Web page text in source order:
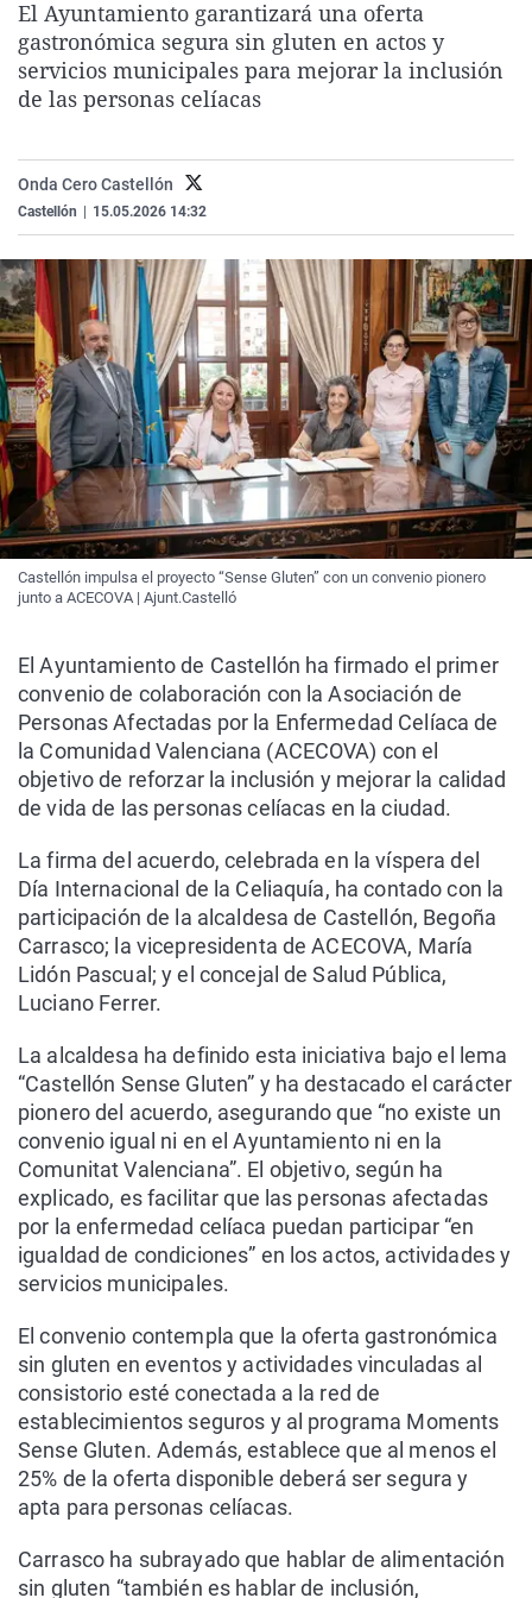
La rosa de los vientos
Gente viajera
Caso
Retornados
Extremadura
Galicia
Virales
Televisión
El Ayuntamiento garantizará una oferta
gastronómica segura sin gluten en actos y
servicios municipales para mejorar la inclusión
de las personas celíacas
Onda Cero Castellón
Castellón 15.05.2026 14:32
Castellón impulsa el proyecto “Sense Gluten” con un convenio pionero
junto a ACECOVA | Ajunt.Castelló
El Ayuntamiento de Castellón ha firmado el primer
convenio de colaboración con la Asociación de
Personas Afectadas por la Enfermedad Celíaca de
la Comunidad Valenciana (ACECOVA) con el
objetivo de reforzar la inclusión y mejorar la calidad
de vida de las personas celíacas en la ciudad.
La firma del acuerdo, celebrada en la víspera del
Día Internacional de la Celiaquía, ha contado con la
participación de la alcaldesa de Castellón, Begoña
Carrasco; la vicepresidenta de ACECOVA, María
Lidón Pascual; y el concejal de Salud Pública,
Luciano Ferrer.
La alcaldesa ha definido esta iniciativa bajo el lema
“Castellón Sense Gluten” y ha destacado el carácter
pionero del acuerdo, asegurando que “no existe un
convenio igual ni en el Ayuntamiento ni en la
Comunitat Valenciana”. El objetivo, según ha
explicado, es facilitar que las personas afectadas
por la enfermedad celíaca puedan participar “en
igualdad de condiciones” en los actos, actividades y
servicios municipales.
El convenio contempla que la oferta gastronómica
sin gluten en eventos y actividades vinculadas al
consistorio esté conectada a la red de
establecimientos seguros y al programa Moments
Sense Gluten. Además, establece que al menos el
25% de la oferta disponible deberá ser segura y
apta para personas celíacas.
Carrasco ha subrayado que hablar de alimentación
sin gluten “también es hablar de inclusión,